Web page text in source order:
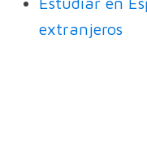
extranjeros